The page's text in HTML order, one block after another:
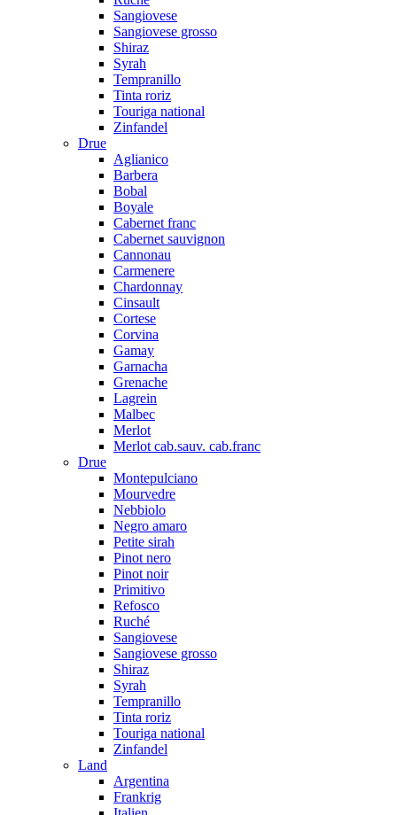
Sangiovese
Sangiovese grosso
Shiraz
Syrah
Tempranillo
Tinta roriz
Touriga national
Zinfandel
Drue
Aglianico
Barbera
Bobal
Boyale
Cabernet franc
Cabernet sauvignon
Cannonau
Carmenere
Chardonnay
Cinsault
Cortese
Corvina
Gamay
Garnacha
Grenache
Lagrein
Malbec
Merlot
Merlot cab.sauv. cab.franc
Drue
Montepulciano
Mourvedre
Nebbiolo
Negro amaro
Petite sirah
Pinot nero
Pinot noir
Primitivo
Refosco
Ruché
Sangiovese
Sangiovese grosso
Shiraz
Syrah
Tempranillo
Tinta roriz
Touriga national
Zinfandel
Land
Argentina
Frankrig